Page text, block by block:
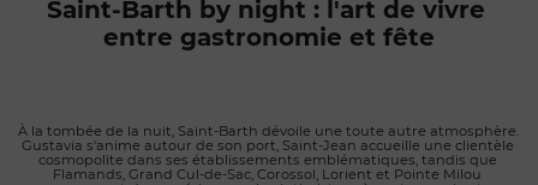
chanteur américain Jimmy Buffett, qui fréquentait
régulièrement l'établissement lors de ses séjours sur l'île.
Aujourd'hui encore, l'établissement demeure un symbole du
Saint-Barth authentique, celui des rencontres, de la
Saint-Barth by night : l'art de vivre
entre gastronomie et fête
À la tombée de la nuit, Saint-Barth dévoile une toute autre atmosphère.
Gustavia s'anime autour de son port, Saint-Jean accueille une clientèle
cosmopolite dans ses établissements emblématiques, tandis que
Flamands, Grand Cul-de-Sac, Corossol, Lorient et Pointe Milou